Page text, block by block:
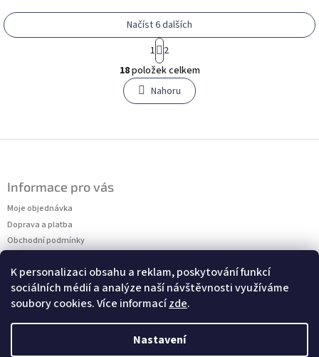
K personalizaci obsahu a reklam, poskytování funkcí
sociálních médií a analýze naší návštěvnosti využíváme
soubory cookies. Více informacízde.
Nastavení
O
v
l
á
c
v
ý
p
i
s
u
Načíst 6 dalších
S
t
r
á
n
k
á
1
2
18položek celkem
Nahoru
Informace pro vás
Moje objednávka
Doprava a platba
Obchodní podmínky
Kontakty
Měření velikostí